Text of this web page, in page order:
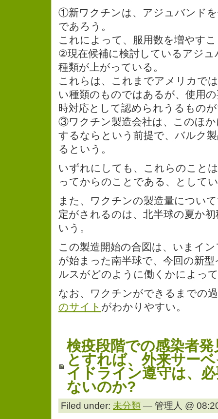
①新ワクチンは、アジュバンド
であろう。
これによって、服用数を増やす
②現在候補に検討しているアジュ
種類が上がっている。
これらは、これまでアメリカで
い種類のものではあるが、使用
時対応として認められうるもの
③ワクチン製造会社は、このほか
するならという前提で、バルク
るという。
いずれにしても、これらのこと
ってからのことである、として
また、ワクチンの製造量につい
定がされるのは、北半球の夏か
いう。
この製造開始の合図は、いまイ
が始まった南半球で、今回の新
ルスがどのように働くかによっ
なお、ワクチンができるまでの
のサイト がわかりやすい。
検疫段階での感染者
とすれば、外来サー
イドライン遵守は、
ないのか?
Filed under: 未分類 — 管理人 @